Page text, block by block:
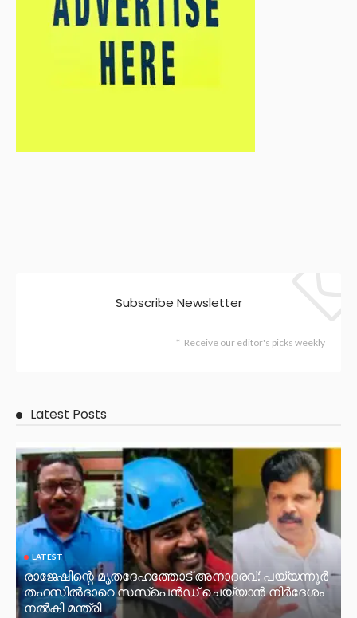
Subscribe Newsletter
Receive our editor's picks weekly
Latest Posts
LATEST
രാജേഷിന്റെ മൃതദേഹത്തോട് അനാദരവ്: പയ്യന്നൂർ
തഹസിൽദാറെ സസ്പെൻഡ് ചെയ്യാൻ നിർദേശം
നൽകി മന്ത്രി